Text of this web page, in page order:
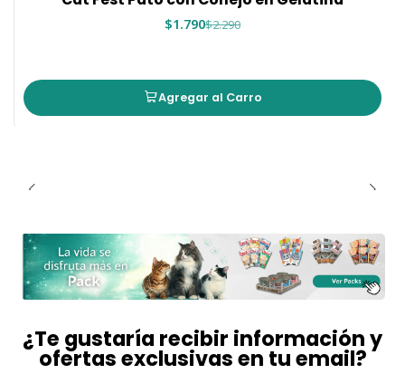
$1.790$2.290
Agregar al Carro
¿Te gustaría recibir información y
ofertas exclusivas en tu email?